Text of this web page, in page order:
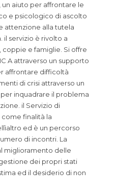
aiuto per affrontare le
e psicologico di ascolto
attenzione alla tutela
il servizio è rivolto a
e famiglie. Si offre
A attraverso un supporto
affrontare difficoltà
di crisi attraverso un
inquadrare il problema
il Servizio di
come finalità la
ed è un percorso
di incontri. La
miglioramento delle
dei propri stati
ed il desiderio di non